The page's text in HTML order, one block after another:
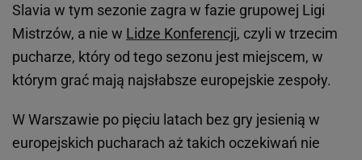
Slavia w tym sezonie zagra w fazie grupowej Ligi
Mistrzów, a nie w Lidze Konferencji, czyli w trzecim
pucharze, który od tego sezonu jest miejscem, w
którym grać mają najsłabsze europejskie zespoły.
W Warszawie po pięciu latach bez gry jesienią w
europejskich pucharach aż takich oczekiwań nie